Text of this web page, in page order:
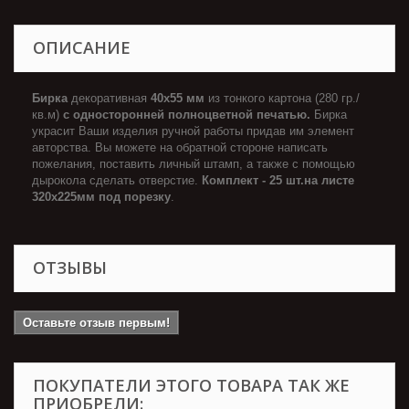
ОПИСАНИЕ
Биркадекоративная 40х55 мм из тонкого картона (280 гр./
кв.м) с односторонней полноцветной печатью. Бирка
украсит Ваши изделия ручной работы придав им элемент
авторства. Вы можете на обратной стороне написать
пожелания, поставить личный штамп, а также с помощью
дырокола сделать отверстие. Комплект - 25 шт.на листе
320х225мм под порезку.
ОТЗЫВЫ
Оставьте отзыв первым!
ПОКУПАТЕЛИ ЭТОГО ТОВАРА ТАК ЖЕ
ПРИОБРЕЛИ: